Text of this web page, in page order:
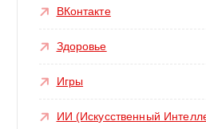
ВКонтакте
Здоровье
Игры
ИИ (Искусственный